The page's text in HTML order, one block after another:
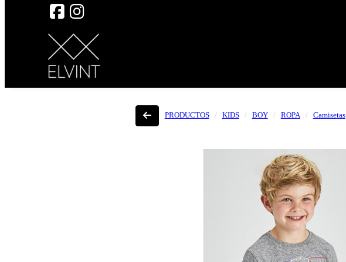
PRODUCTOS KIDS BOY ROPA Camisetas